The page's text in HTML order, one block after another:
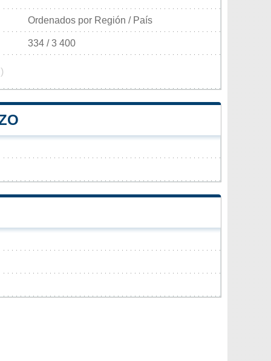
Ordenados por Región / País
334 / 3 400